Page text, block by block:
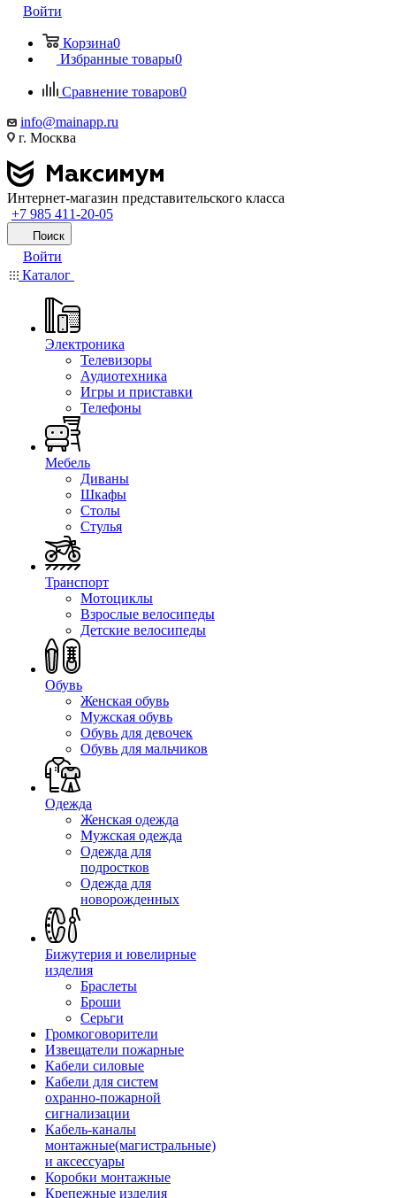
Войти
Корзина0
Избранные товары0
Сравнение товаров0
info@mainapp.ru
г. Москва
Интернет-магазин представительского класса
+7 985 411-20-05
Поиск
Войти
Каталог
Электроника
Телевизоры
Аудиотехника
Игры и приставки
Телефоны
Мебель
Диваны
Шкафы
Столы
Стулья
Транспорт
Мотоциклы
Взрослые велосипеды
Детские велосипеды
Обувь
Женская обувь
Мужская обувь
Обувь для девочек
Обувь для мальчиков
Одежда
Женская одежда
Мужская одежда
Одежда для
подростков
Одежда для
новорожденных
Бижутерия и ювелирные
изделия
Браслеты
Броши
Серьги
Громкоговорители
Извещатели пожарные
Кабели силовые
Кабели для систем
охранно-пожарной
сигнализации
Кабель-каналы
монтажные(магистральные)
и аксессуары
Коробки монтажные
Крепежные изделия